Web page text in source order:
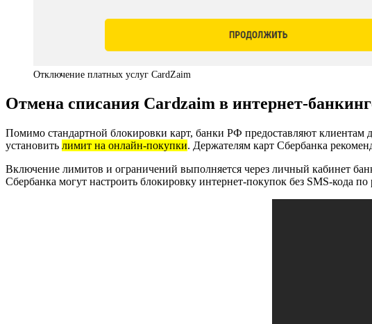
Отключение платных услуг CardZaim
Отмена списания Cardzaim в интернет-
Помимо стандартной блокировки карт, банки РФ предоставляют
установить лимит на онлайн-покупки. Держателям карт Сбербанка
Включение лимитов и ограничений выполняется через личный кабинет
Сбербанка могут настроить блокировку интернет-покупок без SMS-кода